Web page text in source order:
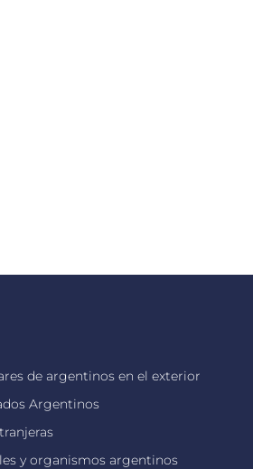
de argentinos en el exterior
Argentinos
y organismos argentinos